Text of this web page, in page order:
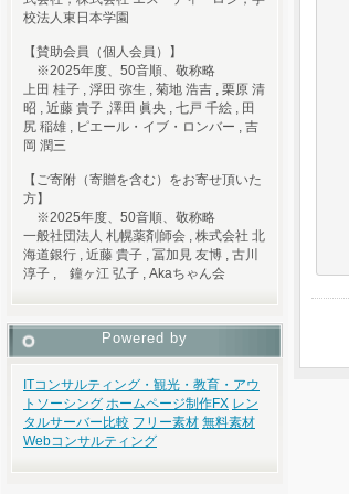
校法人東日本学園
【賛助会員（個人会員）】
※2025年度、50音順、敬称略
上田 桂子 , 浮田 弥生 , 菊地 浩吉 , 栗原 清
昭 , 近藤 貴子 ,澤田 眞央 , 七戸 千絵 , 田
尻 稲雄 , ピエール・イブ・ロンバー , 吉
岡 潤三
【ご寄附（寄贈を含む）をお寄せ頂いた
方】
※2025年度、50音順、敬称略
一般社団法人 札幌薬剤師会 , 株式会社 北
海道銀行 , 近藤 貴子 , 冨加見 友博 , 古川
淳子 , 鐘ヶ江 弘子 , Akaちゃん会
Powered by
ITコンサルティング・観光・教育・アウ
トソーシング ホームページ制作FX レン
タルサーバー比較 フリー素材 無料素材
Webコンサルティング